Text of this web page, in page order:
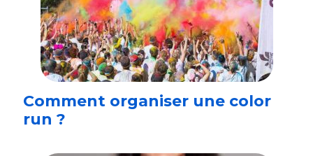
Comment organiser une color
run ?